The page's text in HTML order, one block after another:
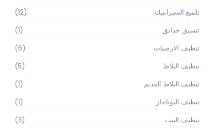
تلميع السيراميك
(12)
تنسيق حدائق
(1)
تنظيف الارضيات
(6)
تنظيف البلاط
(5)
تنظيف البلاط القديم
(1)
تنظيف البوتاجاز
(1)
تنظيف البيت
(3)